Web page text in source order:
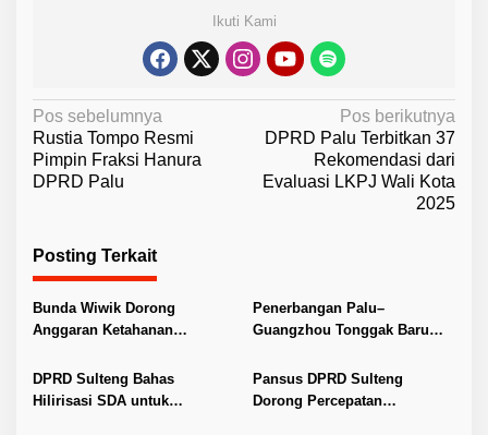
Ikuti Kami
N
a
v
g
a
s
i
p
o
Pos sebelumnya
Rustia Tompo Resmi
Pimpin Fraksi Hanura
DPRD Palu
Pos berikutnya
DPRD Palu Terbitkan 37
Rekomendasi dari
Evaluasi LKPJ Wali Kota
2025
Posting Terkait
Bunda Wiwik Dorong
Anggaran Ketahanan
Penerbangan Palu–
Guangzhou Tonggak Baru
DPRD Sulteng Bahas
Hilirisasi SDA untuk
Pansus DPRD Sulteng
Dorong Percepatan